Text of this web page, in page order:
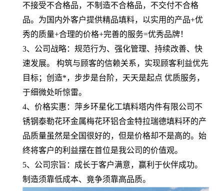
不接受不合格品，不制造不合格品，不交付不合格
品。为国内外客户提供精品填料，以实用的产品+优
秀的质量+合理的价格+完善的服务=优秀品牌！
3、公司战略：规范行为、强化管理、持续改善、快
速发展。 构筑与顾客的信赖关系，实现顾客利益优先
目标；创造*，步步是台阶，天天是起点 优质服务，
于细微处听惊雷。
4、价格实惠：萍乡环星化工填料塔内件有限公司不
锈钢泰勒花环金属梅花环铝合金特拉瑞德填料环的产
品质量虽然是全国很好的，但是价格却不是高的。始
终将客户的利益摆在首位是我公司的价值观。
5、公司宗旨：成长于客户满意，赢利于伙伴成功。
制造须靠低成本、竟争须靠高品质。